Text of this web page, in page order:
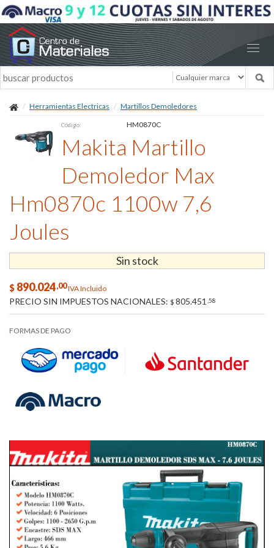
Herramientas Electricas Martillos Demoledores
Código: HM0870C
Makita Martillo
Demoledor Max
Hm0870c 1100w 7,6
Joules
Sin stock
$ 890.024,00IVA Incluido
PRECIO SIN IMPUESTOS NACIONALES: $ 805.451 ,58
FORMAS DE PAGO